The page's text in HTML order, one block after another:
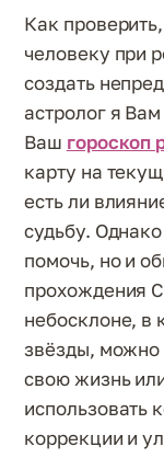
Как
человеку при
создать
астролог я
Ваш гороскоп
карту на
есть ли
судьбу.
помочь, но и
прохождения
небосклоне, в
звёзды, можно
свою жизнь
использовать
коррекции и